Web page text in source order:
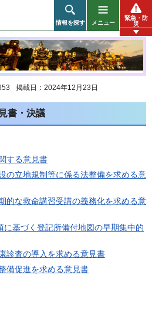
情報を探す メニュー
緊急・防
災
掲載日：2024年12月23日
書・決議
する意見書
の立地規制等に係る法整備を求める意
的な救命講習受講の義務化を求める意
基づく登記所備付地図の早期集中的
診査の導入を求める意見書
備促進を求める意見書